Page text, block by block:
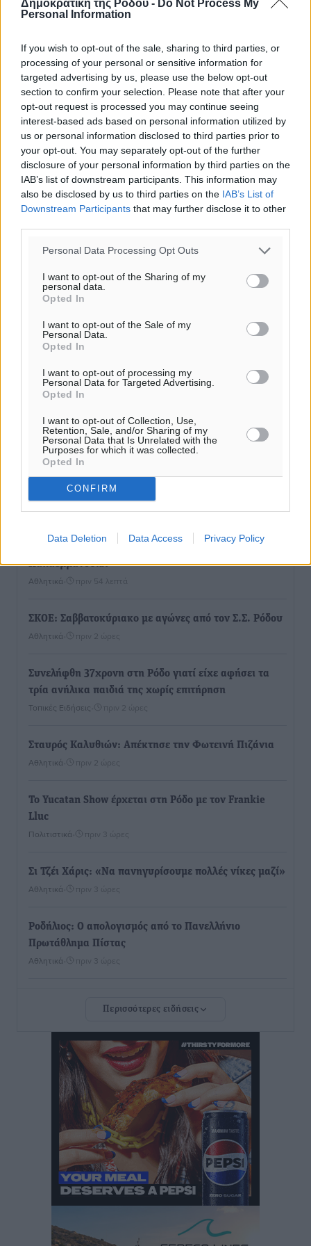
Δημοκρατική της Ρόδου - Do Not Process My
Personal Information
If you wish to opt-out of the sale, sharing to third parties, or
processing of your personal or sensitive information for
targeted advertising by us, please use the below opt-out
section to confirm your selection. Please note that after your
opt-out request is processed you may continue seeing
interest-based ads based on personal information utilized by
us or personal information disclosed to third parties prior to
your opt-out. You may separately opt-out of the further
disclosure of your personal information by third parties on the
IAB’s list of downstream participants. This information may
also be disclosed by us to third parties on the IAB’s List of
Downstream Participants that may further disclose it to other
Personal Data Processing Opt Outs
I want to opt-out of the Sharing of my
personal data.
Opted In
I want to opt-out of the Sale of my
Personal Data.
Opted In
I want to opt-out of processing my
Personal Data for Targeted Advertising.
Opted In
I want to opt-out of Collection, Use,
Retention, Sale, and/or Sharing of my
Personal Data that Is Unrelated with the
Purposes for which it was collected.
Opted In
CONFIRM
Data Deletion Data Access Privacy Policy
Ροή ειδήσεων
Γ.Σ. Διαγόρας: Επέστρεψε στις Ακαδημίες η Ειρήνη
Παπαεμμανουήλ
Αθλητικά πριν 54 λεπτά
ΣΚΟΕ: Σαββατοκύριακο με αγώνες από τον Σ.Σ. Ρόδου
Αθλητικά πριν 2 ώρες
Συνελήφθη 37χρονη στη Ρόδο γιατί είχε αφήσει τα
τρία ανήλικα παιδιά της χωρίς επιτήρηση
Τοπικές Ειδήσεις πριν 2 ώρες
Σταυρός Καλυθιών: Απέκτησε την Φωτεινή Πιζάνια
Αθλητικά πριν 2 ώρες
Το Yucatan Show έρχεται στη Ρόδο με τον Frankie
Lluc
Πολιτιστικά πριν 3 ώρες
Σι Τζέι Χάρις: «Να πανηγυρίσουμε πολλές νίκες μαζί»
Αθλητικά πριν 3 ώρες
Ροδήλιος: Ο απολογισμός από το Πανελλήνιο
Πρωτάθλημα Πίστας
Αθλητικά πριν 3 ώρες
πριν 3 ώρες
Γ.Σ. Διαγόρας: Εντατική προετοιμασία και επιστροφή
Ρίζου στις Ακαδημίες
Αθλητικά πριν 3 ώρες
Εθνική Ανδρών: Ραντεβού στο Telekom Center Athens
• πριν 3 ώρες
ΕΠΟ: Απέσυρε τη στήριξή της στην υποψηφιότητα
του Ινφαντίνο
Περισσότερες ειδήσεις